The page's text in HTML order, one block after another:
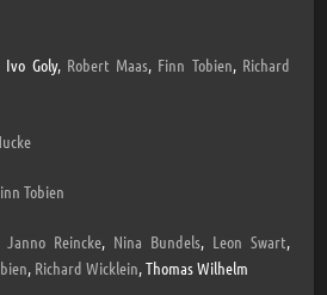
Ivo Goly, Robert Maas, Finn Tobien, Richard
Tobien
Janno Reincke, Nina Bundels, Leon Swart,
, Richard Wicklein, Thomas Wilhelm